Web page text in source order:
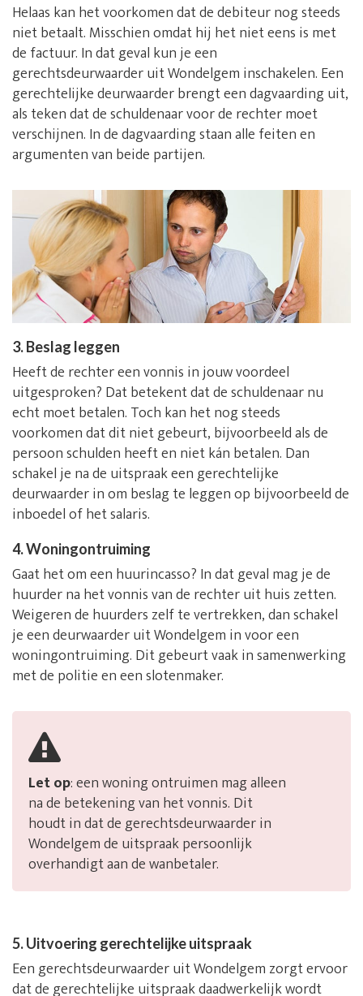
Helaas kan het voorkomen dat de debiteur nog steeds
niet betaalt. Misschien omdat hij het niet eens is met
de factuur. In dat geval kun je een
gerechtsdeurwaarder uit Wondelgem inschakelen. Een
gerechtelijke deurwaarder brengt een dagvaarding uit,
als teken dat de schuldenaar voor de rechter moet
verschijnen. In de dagvaarding staan alle feiten en
argumenten van beide partijen.
3. Beslag leggen
Heeft de rechter een vonnis in jouw voordeel
uitgesproken? Dat betekent dat de schuldenaar nu
echt moet betalen. Toch kan het nog steeds
voorkomen dat dit niet gebeurt, bijvoorbeeld als de
persoon schulden heeft en niet kán betalen. Dan
schakel je na de uitspraak een gerechtelijke
deurwaarder in om beslag te leggen op bijvoorbeeld de
inboedel of het salaris.
4. Woningontruiming
Gaat het om een huurincasso? In dat geval mag je de
huurder na het vonnis van de rechter uit huis zetten.
Weigeren de huurders zelf te vertrekken, dan schakel
je een deurwaarder uit Wondelgem in voor een
woningontruiming. Dit gebeurt vaak in samenwerking
met de politie en een slotenmaker.
Let op: een woning ontruimen mag alleen
na de betekening van het vonnis. Dit
houdt in dat de gerechtsdeurwaarder in
Wondelgem de uitspraak persoonlijk
overhandigt aan de wanbetaler.
5. Uitvoering gerechtelijke uitspraak
Een gerechtsdeurwaarder uit Wondelgem zorgt ervoor
dat de gerechtelijke uitspraak daadwerkelijk wordt